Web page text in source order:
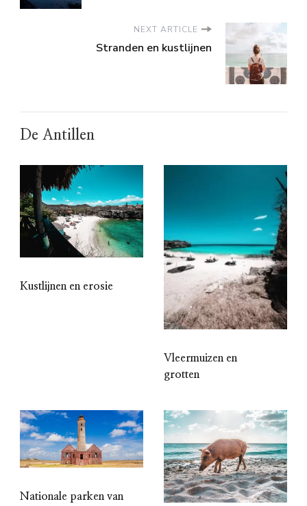
NEXT ARTICLE
Stranden en kustlijnen
De Antillen
Kustlijnen en erosie
Vleermuizen en
grotten
Nationale parken van